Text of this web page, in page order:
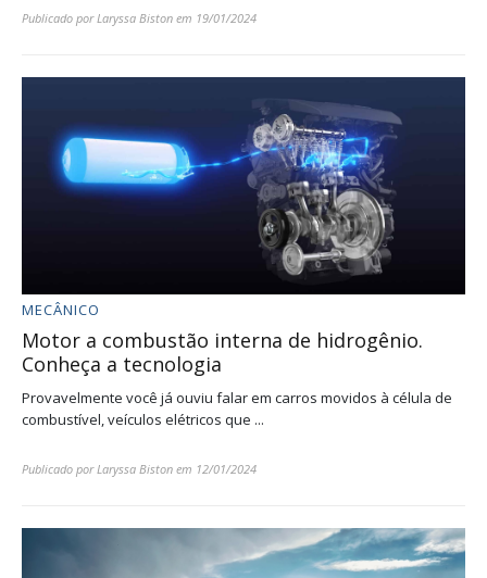
Publicado porLaryssa Biston em 19/01/2024
MECÂNICO
Motor a combustão interna de hidrogênio.
Conheça a tecnologia
Provavelmente você já ouviu falar em carros movidos à célula de
combustível, veículos elétricos que ...
Publicado porLaryssa Biston em 12/01/2024